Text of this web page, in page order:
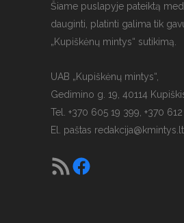
Šiame puslapyje pateiktą
dauginti, platinti galima tik
„Kupiškėnų mintys“ sutikimą.
UAB „Kupiškėnų mintys“,
Gedimino g. 19, 40114
Tel. +370 605 19 399, +370 612
El. paštas redakcija@kmintys.lt